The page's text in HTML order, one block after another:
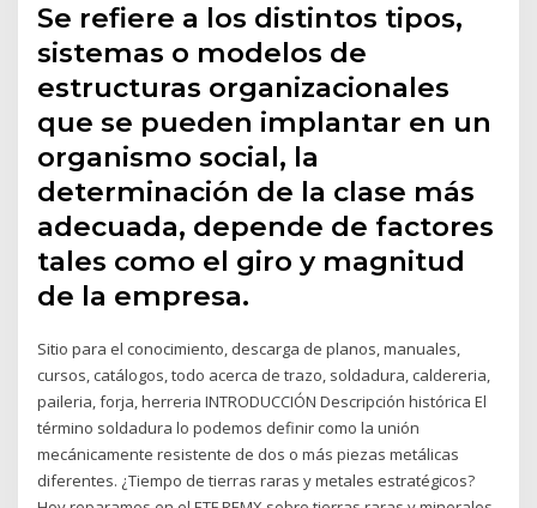
Se refiere a los distintos tipos,
sistemas o modelos de
estructuras organizacionales
que se pueden implantar en un
organismo social, la
determinación de la clase más
adecuada, depende de factores
tales como el giro y magnitud
de la empresa.
Sitio para el conocimiento, descarga de planos, manuales,
cursos, catálogos, todo acerca de trazo, soldadura, caldereria,
paileria, forja, herreria INTRODUCCIÓN Descripción histórica El
término soldadura lo podemos definir como la unión
mecánicamente resistente de dos o más piezas metálicas
diferentes. ¿Tiempo de tierras raras y metales estratégicos?